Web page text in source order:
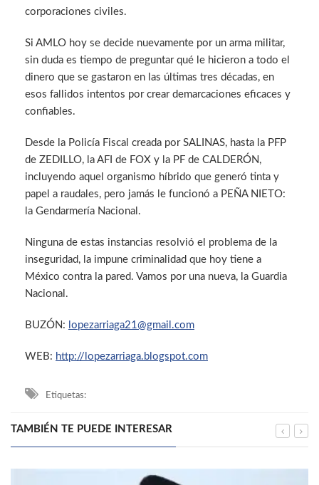
corporaciones civiles.
Si AMLO hoy se decide nuevamente por un arma militar,
sin duda es tiempo de preguntar qué le hicieron a todo el
dinero que se gastaron en las últimas tres décadas, en
esos fallidos intentos por crear demarcaciones eficaces y
confiables.
Desde la Policía Fiscal creada por SALINAS, hasta la PFP
de ZEDILLO, la AFI de FOX y la PF de CALDERÓN,
incluyendo aquel organismo híbrido que generó tinta y
papel a raudales, pero jamás le funcionó a PEÑA NIETO:
la Gendarmería Nacional.
Ninguna de estas instancias resolvió el problema de la
inseguridad, la impune criminalidad que hoy tiene a
México contra la pared. Vamos por una nueva, la Guardia
Nacional.
BUZÓN: lopezarriaga21@gmail.com
WEB: http://lopezarriaga.blogspot.com
Etiquetas:
TAMBIÉN TE PUEDE INTERESAR